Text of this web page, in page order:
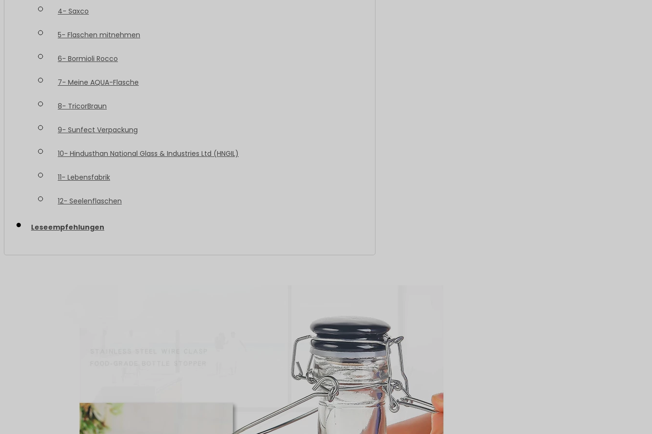
4- Saxco
5- Flaschen mitnehmen
6- Bormioli Rocco
7- Meine AQUA-Flasche
8- TricorBraun
9- Sunfect Verpackung
10- Hindusthan National Glass & Industries Ltd (HNGIL)
11- Lebensfabrik
12- Seelenflaschen
Leseempfehlungen